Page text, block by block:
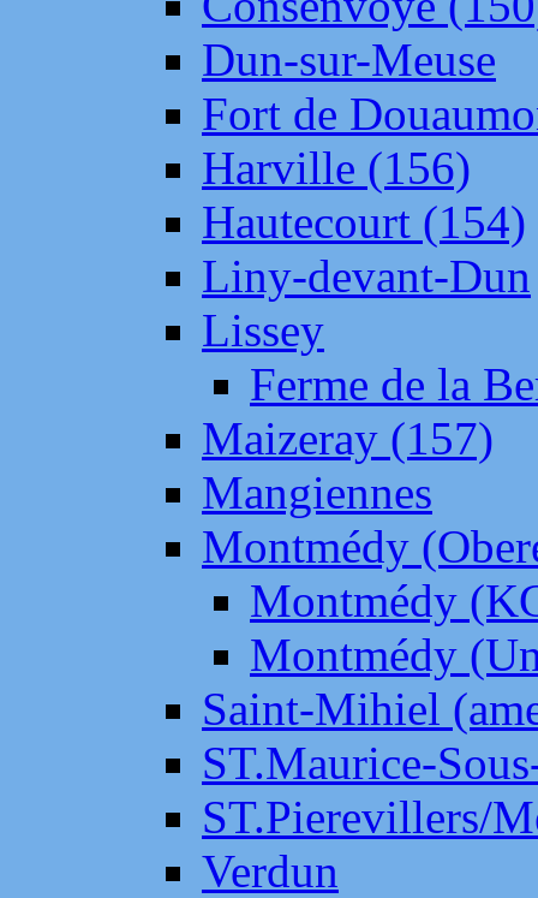
Dun-sur-Meuse
Fort de
Harville (156)
Hautecourt (154)
Liny-devant-Dun
Lissey
Ferme de la
Maizeray (157)
Mangiennes
Montmédy
Montmédy
Montmédy
Saint-Mihiel
ST.Maurice-
ST.Pierevillers/
Verdun